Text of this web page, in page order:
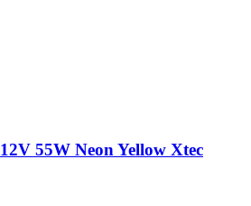
55W Neon Yellow Xtec